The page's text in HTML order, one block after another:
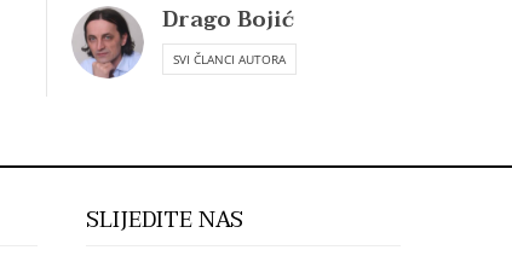
Drago Bojić
SVI ČLANCI AUTORA
SLIJEDITE NAS